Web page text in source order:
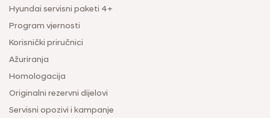
Hyundai servisni paketi 4+
Program vjernosti
Korisnički priručnici
Ažuriranja
Homologacija
Originalni rezervni dijelovi
Servisni opozivi i kampanje